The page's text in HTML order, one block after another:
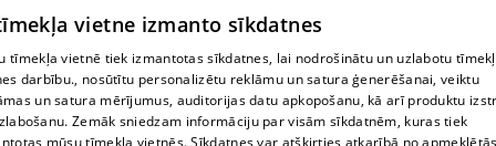
Cookie policy
Commenting terms
TV program
Contract rules
vietne izmanto sīkdatnes
tīmekļa vietnē tiek izmantotas sīkdatnes, lai nodrošinātu un uzlabotu
darbību., nosūtītu personalizētu reklāmu un satura ģenerēšanai, veiktu
un satura mērījumus, auditorijas datu apkopošanu, kā arī produktu
Zemāk sniedzam informāciju par visām sīkdatnēm, kuras tiek
mūsu tīmekļa vietnēs. Sīkdatnes var atšķirties atkarībā no